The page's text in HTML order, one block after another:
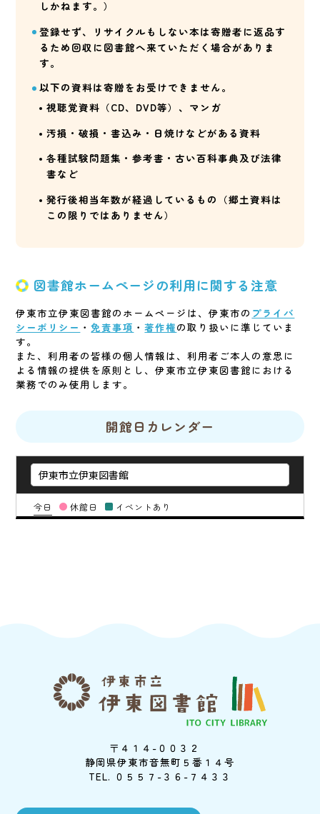
開館日カレンダー
今日 休館日 イベントあり
しかねます。）
登録せず、リサイクルもしない本は寄贈者に返品す
るため回収に図書館へ来ていただく場合がありま
す。
以下の資料は寄贈をお受けできません。
視聴覚資料（CD、DVD等）、マンガ
汚損・破損・書込み・日焼けなどがある資料
各種試験問題集・参考書・古い百科事典及び法律
書など
発行後相当年数が経過しているもの（郷土資料は
この限りではありません）
図書館ホームページの利用に関する注意
伊東市立伊東図書館のホームページは、伊東市の プライバ
シーポリシー ・免責事項 ・著作権の取り扱いに準じていま
す。
また、利用者の皆様の個人情報は、利用者ご本人の意思に
よる情報の提供を原則とし、伊東市立伊東図書館における
業務でのみ使用します。
〒４１４-００３２
静岡県伊東市音無町５番１４号
TEL. ０５５７-３６-７４３３